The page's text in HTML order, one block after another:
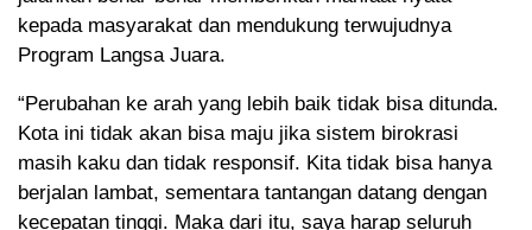
kepada masyarakat dan mendukung terwujudnya
Program Langsa Juara.
“Perubahan ke arah yang lebih baik tidak bisa ditunda.
Kota ini tidak akan bisa maju jika sistem birokrasi
masih kaku dan tidak responsif. Kita tidak bisa hanya
berjalan lambat, sementara tantangan datang dengan
kecepatan tinggi. Maka dari itu, saya harap seluruh